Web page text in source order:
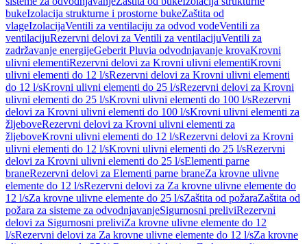
bukeIzolacija strukturne i prostorne bukeZaštita od
vlageIzolacijaVentili za ventilaciju za odvod vodeVentili za
ventilacijuRezervni delovi za Ventili za ventilacijuVentili za
zadržavanje energijeGeberit Pluvia odvodnjavanje krovaKrovni
ulivni elementiRezervni delovi za Krovni ulivni elementiKrovni
ulivni elementi do 12 l/sRezervni delovi za Krovni ulivni elementi
do 12 l/sKrovni ulivni elementi do 25 l/sRezervni delovi za Krovni
ulivni elementi do 25 l/sKrovni ulivni elementi do 100 l/sRezervni
delovi za Krovni ulivni elementi do 100 l/sKrovni ulivni elementi za
žljeboveRezervni delovi za Krovni ulivni elementi za
žljeboveKrovni ulivni elementi do 12 l/sRezervni delovi za Krovni
ulivni elementi do 12 l/sKrovni ulivni elementi do 25 l/sRezervni
delovi za Krovni ulivni elementi do 25 l/sElementi parne
braneRezervni delovi za Elementi parne braneZa krovne ulivne
elemente do 12 l/sRezervni delovi za Za krovne ulivne elemente do
12 l/sZa krovne ulivne elemente do 25 l/sZaštita od požaraZaštita od
požara za sisteme za odvodnjavanjeSigurnosni preliviRezervni
delovi za Sigurnosni preliviZa krovne ulivne elemente do 12
l/sRezervni delovi za Za krovne ulivne elemente do 12 l/sZa krovne